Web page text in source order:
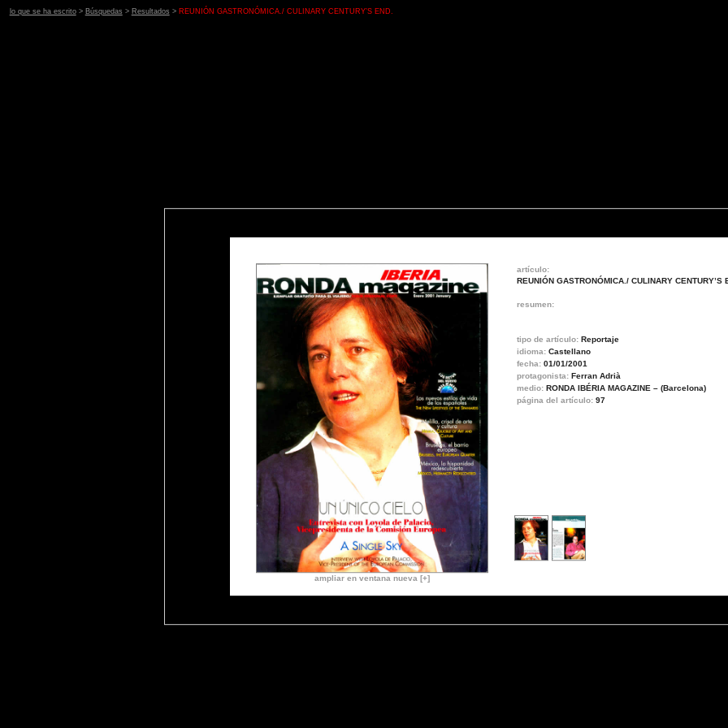
lo que se ha escrito> Búsquedas > Resultados > REUNIÓN GASTRONÓMICA./ CULINARY CENTURY’S END.
artículo:
REUNIÓN GASTRONÓMICA./ CULINARY CENTURY’S
resumen:
tipo de artículo: Reportaje
idioma: Castellano
fecha: 01/01/2001
protagonista: Ferran Adrià
medio: RONDA IBÉRIA MAGAZINE – (Barcelona)
página del artículo: 97
ampliar en ventana nueva [+]